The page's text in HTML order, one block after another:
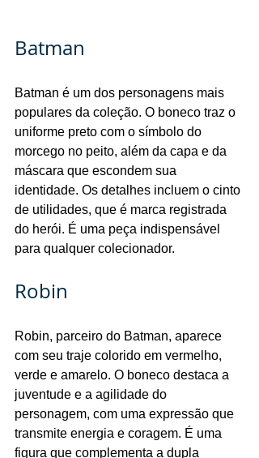
Batman
Batman é um dos personagens mais
populares da coleção. O boneco traz o
uniforme preto com o símbolo do
morcego no peito, além da capa e da
máscara que escondem sua
identidade. Os detalhes incluem o cinto
de utilidades, que é marca registrada
do herói. É uma peça indispensável
para qualquer colecionador.
Robin
Robin, parceiro do Batman, aparece
com seu traje colorido em vermelho,
verde e amarelo. O boneco destaca a
juventude e a agilidade do
personagem, com uma expressão que
transmite energia e coragem. É uma
figura que complementa a dupla